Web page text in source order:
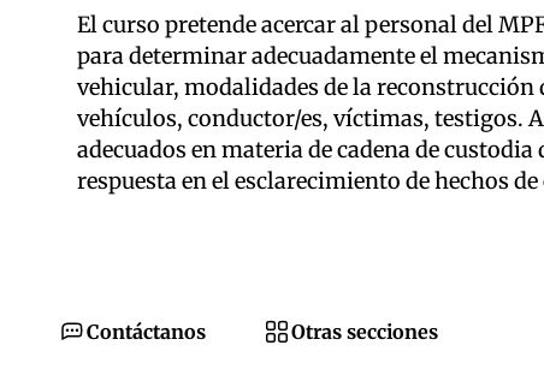
El curso pretende acercar al personal del
para determinar adecuadamente el
vehicular, modalidades de la
vehículos, conductor/es, víctimas, testigos.
adecuados en materia de cadena de
respuesta en el esclarecimiento de hechos
Contáctanos Otras secciones